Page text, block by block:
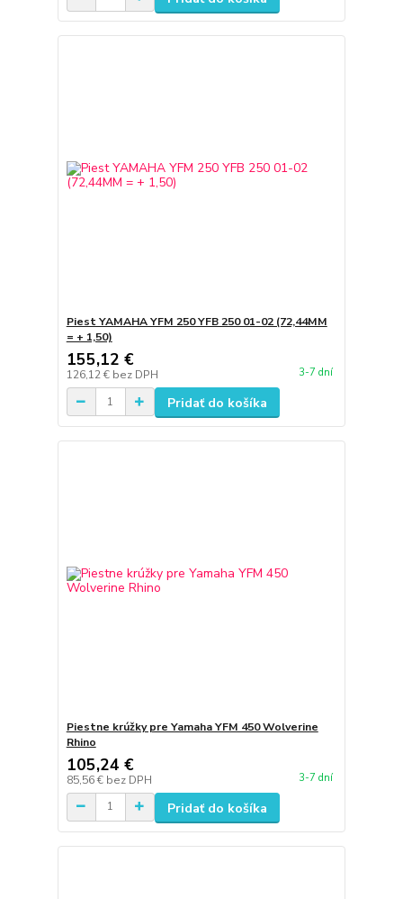
Piest YAMAHA YFM 250 YFB 250 01-02 (72,44MM
= + 1,50)
155,12 €
126,12 € bez DPH 3-7 dní
Pridať do košíka
Piestne krúžky pre Yamaha YFM 450 Wolverine
Rhino
105,24 €
85,56 € bez DPH 3-7 dní
Pridať do košíka